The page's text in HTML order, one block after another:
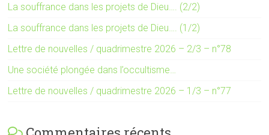
La souffrance dans les projets de Dieu…. (2/2)
La souffrance dans les projets de Dieu…. (1/2)
Lettre de nouvelles / quadrimestre 2026 – 2/3 – n°78
Une société plongée dans l’occultisme…
Lettre de nouvelles / quadrimestre 2026 – 1/3 – n°77